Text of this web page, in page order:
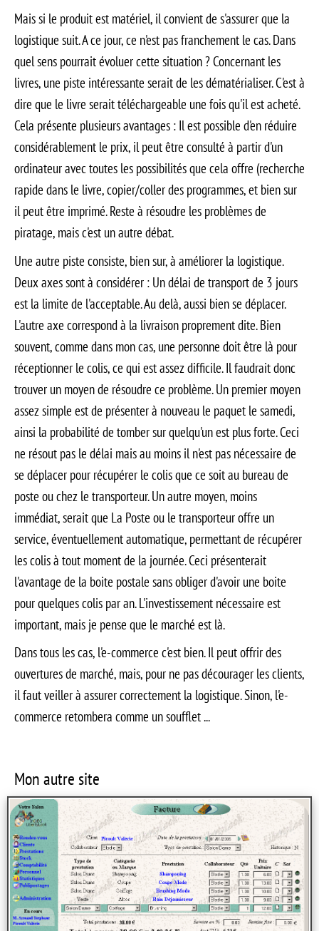
Mais si le produit est matériel, il convient de s'assurer que la
logistique suit. A ce jour, ce n'est pas franchement le cas. Dans
quel sens pourrait évoluer cette situation ? Concernant les
livres, une piste intéressante serait de les dématérialiser. C'est à
dire que le livre serait téléchargeable une fois qu'il est acheté.
Cela présente plusieurs avantages : Il est possible d'en réduire
considérablement le prix, il peut être consulté à partir d'un
ordinateur avec toutes les possibilités que cela offre (recherche
rapide dans le livre, copier/coller des programmes, et bien sur
il peut être imprimé. Reste à résoudre les problèmes de
piratage, mais c'est un autre débat.
Une autre piste consiste, bien sur, à améliorer la logistique.
Deux axes sont à considérer : Un délai de transport de 3 jours
est la limite de l'acceptable. Au delà, aussi bien se déplacer.
L'autre axe correspond à la livraison proprement dite. Bien
souvent, comme dans mon cas, une personne doit être là pour
réceptionner le colis, ce qui est assez difficile. Il faudrait donc
trouver un moyen de résoudre ce problème. Un premier moyen
assez simple est de présenter à nouveau le paquet le samedi,
ainsi la probabilité de tomber sur quelqu'un est plus forte. Ceci
ne résout pas le délai mais au moins il n'est pas nécessaire de
se déplacer pour récupérer le colis que ce soit au bureau de
poste ou chez le transporteur. Un autre moyen, moins
immédiat, serait que La Poste ou le transporteur offre un
service, éventuellement automatique, permettant de récupérer
les colis à tout moment de la journée. Ceci présenterait
l'avantage de la boite postale sans obliger d'avoir une boite
pour quelques colis par an. L'investissement nécessaire est
important, mais je pense que le marché est là.
Dans tous les cas, l'e-commerce c'est bien. Il peut offrir des
ouvertures de marché, mais, pour ne pas décourager les clients,
il faut veiller à assurer correctement la logistique. Sinon, l'e-
commerce retombera comme un soufflet ...
Mon autre site